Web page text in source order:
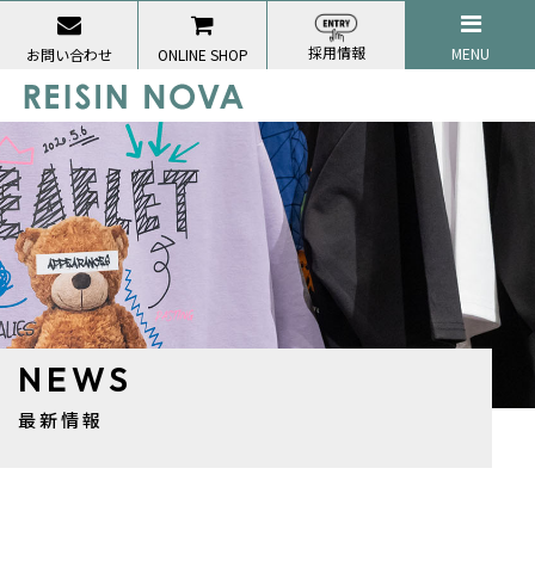
NEWS
最新情報
お問い合わせ ONLINE SHOP 採用情報 MENU